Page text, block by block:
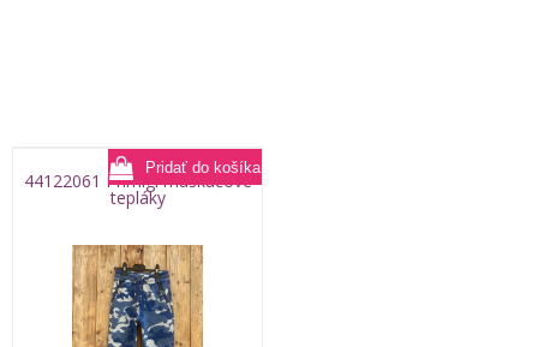
44122061 Primigi maskáčové
tepláky